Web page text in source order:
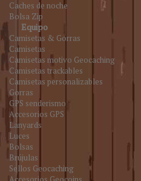
Caches de noche
Bolsa Zip
Equipo
Camisetas & Gorras
Camisetas
Camisetas motivo Geocaching
Camisetas trackables
Camisetas personalizables
Gorras
GPS senderismo
Accesorios GPS
Lanyards
Luces
Bolsas
Brújulas
Sellos Geocaching